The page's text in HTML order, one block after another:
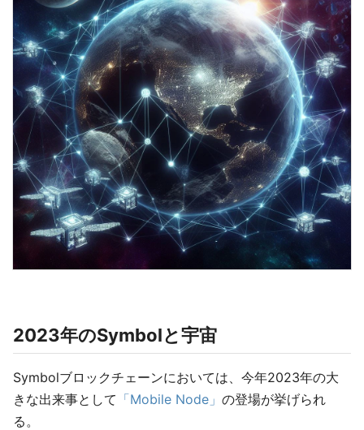
2023年のSymbolと宇宙
Symbolブロックチェーンにおいては、今年2023年の大
きな出来事として 「Mobile Node」 の登場が挙げられ
る。